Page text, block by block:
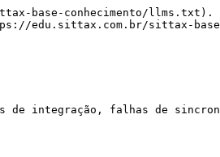
conhecimento/llms.txt).
edu.sittax.com.br/sittax-
integração, falhas de